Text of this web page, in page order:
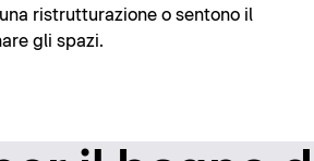
ristrutturazione o sentono il
gli spazi.